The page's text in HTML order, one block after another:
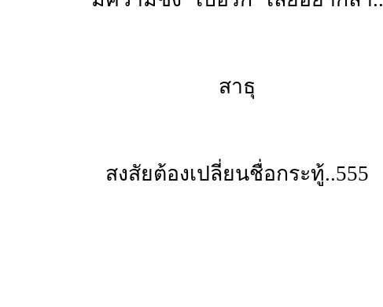
สาธุ
สงสัยต้องเปลี่ยนชื่อกระทู้..555